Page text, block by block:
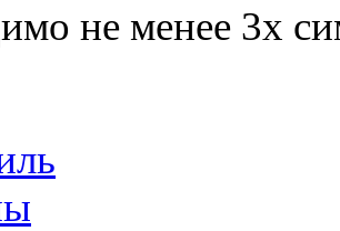
не менее 3х